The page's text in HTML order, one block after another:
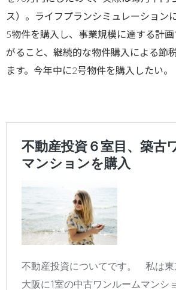
ス）。ライフプランシミュレーション
5物件を購入し、事業規模に達する計
がること、継続的な物件購入による節
ます。今年中に2号物件を購入したい。